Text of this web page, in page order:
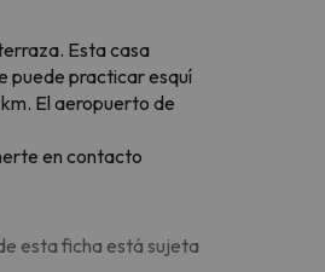
Esta casa
puede practicar esquí
El aeropuerto de
en contacto
esta ficha está sujeta